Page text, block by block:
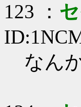
123 ：
なん